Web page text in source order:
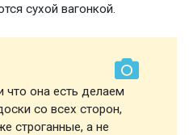
сухой вагонкой.
что она есть делаем
со всех сторон,
строганные, а не